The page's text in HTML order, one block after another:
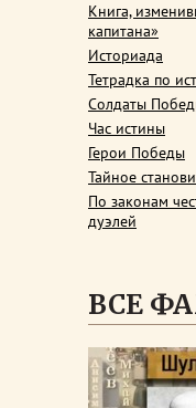
Книга,
капитана»
Историада
Тетрадка по
Солдаты
Час истины
Герои Победы
Тайное
По законам
дуэлей
ВСЕ